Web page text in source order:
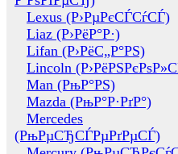
Lexus (Р›РµРєСЃСѓСЃ)
Liaz (Р›РёР°Р·)
Lifan (Р›РёС„Р°РЅ)
Lincoln
Man (РњР°РЅ)
Mazda (РњР°Р·РґР°)
Mercedes
(РњРµСЂСЃРµРґРµСЃ)